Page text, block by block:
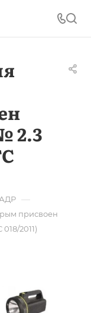
2.3
—
присвоен
2011)